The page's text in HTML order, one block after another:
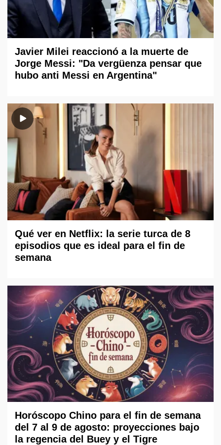
Javier Milei reaccionó a la muerte de
Jorge Messi: "Da vergüenza pensar que
hubo anti Messi en Argentina"
Qué ver en Netflix: la serie turca de 8
episodios que es ideal para el fin de
semana
Horóscopo Chino para el fin de semana
del 7 al 9 de agosto: proyecciones bajo
la regencia del Buey y el Tigre